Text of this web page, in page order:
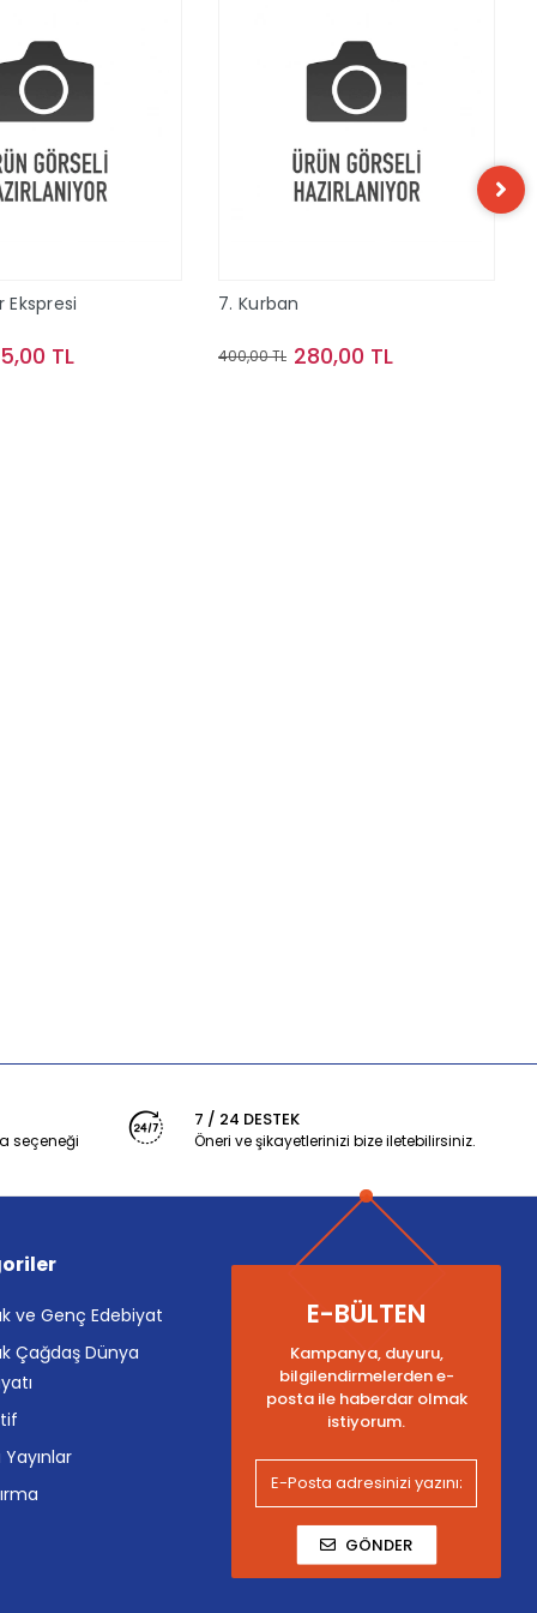
Ekspresi
TL
7. Kurban
400,00 TL 280,00 TL
seçeneği
7 / 24 DESTEK
Öneri ve şikayetlerinizi bize iletebilirsiniz.
ve Genç Edebiyat
Çağdaş Dünya
Yayınlar
E-BÜLTEN
Kampanya, duyuru,
bilgilendirmelerden e-
posta ile haberdar olmak
istiyorum.
GÖNDER